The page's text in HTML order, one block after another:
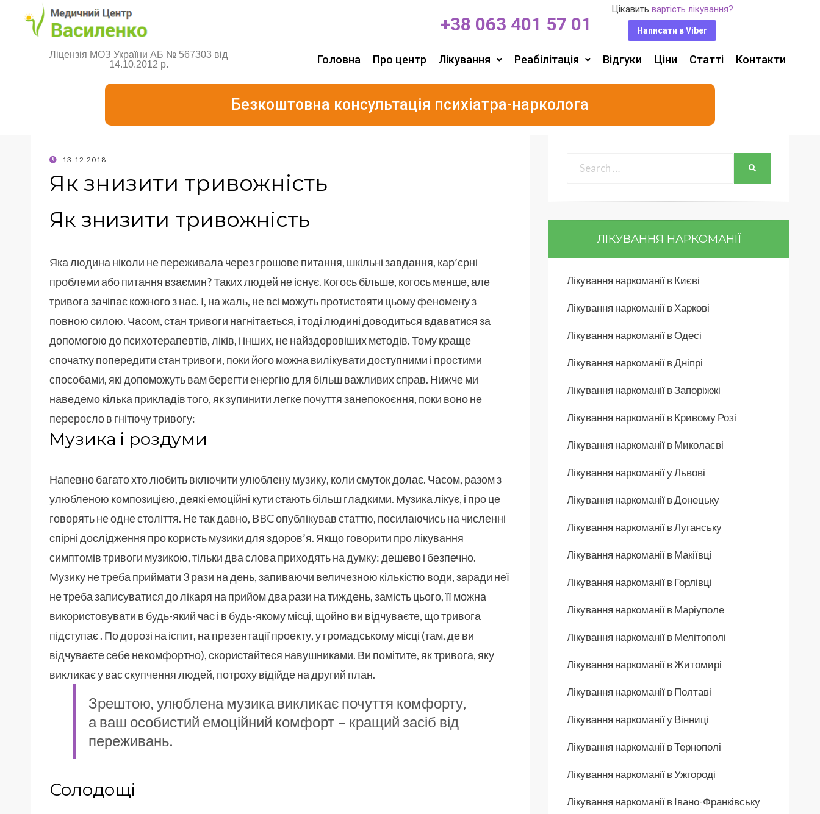
+38 063 401 57 01
Цікавить вартість лікування?
Написати в Viber
Ліцензія МОЗ України АБ № 567303 від
14.10.2012 р.
Головна Про центр Лікування Реабілітація Відгуки Ціни Статті Контакти
Безкоштовна консультація психіатра-нарколога
13.12.2018
Як знизити тривожність
Як знизити тривожність
Яка людина ніколи не переживала через грошове питання, шкільні завдання, кар’єрні
проблеми або питання взаємин? Таких людей не існує. Когось більше, когось менше, але
тривога зачіпає кожного з нас. І, на жаль, не всі можуть протистояти цьому феномену з
повною силою. Часом, стан тривоги нагнітається, і тоді людині доводиться вдаватися за
допомогою до психотерапевтів, ліків, і інших, не найздоровіших методів. Тому краще
спочатку попередити стан тривоги, поки його можна вилікувати доступними і простими
способами, які допоможуть вам берегти енергію для більш важливих справ. Нижче ми
наведемо кілька прикладів того, як зупинити легке почуття занепокоєння, поки воно не
переросло в гнітючу тривогу:
Музика і роздуми
Напевно багато хто любить включити улюблену музику, коли смуток долає. Часом, разом з
улюбленою композицією, деякі емоційні кути стають більш гладкими. Музика лікує, і про це
говорять не одне століття. Не так давно, BBC опублікував статтю, посилаючись на численні
спірні дослідження про користь музики для здоров’я. Якщо говорити про лікування
симптомів тривоги музикою, тільки два слова приходять на думку: дешево і безпечно.
Музику не треба приймати 3 рази на день, запиваючи величезною кількістю води, заради неї
не треба записуватися до лікаря на прийом два рази на тиждень, замість цього, її можна
використовувати в будь-який час і в будь-якому місці, щойно ви відчуваєте, що тривога
підступає . По дорозі на іспит, на презентації проекту, у громадському місці (там, де ви
відчуваєте себе некомфортно), скористайтеся навушниками. Ви помітите, як тривога, яку
викликає у вас скупчення людей, потроху відійде на другий план.
Зрештою, улюблена музика викликає почуття комфорту,
а ваш особистий емоційний комфорт – кращий засіб від
переживань.
Солодощі
ЛІКУВАННЯ НАРКОМАНІЇ
Лікування наркоманії в Києві
Лікування наркоманії в Харкові
Лікування наркоманії в Одесі
Лікування наркоманії в Дніпрі
Лікування наркоманії в Запоріжжі
Лікування наркоманії в Кривому Розі
Лікування наркоманії в Миколаєві
Лікування наркоманії у Львові
Лікування наркоманії в Донецьку
Лікування наркоманії в Луганську
Лікування наркоманії в Макіївці
Лікування наркоманії в Горлівці
Лікування наркоманії в Маріуполе
Лікування наркоманії в Мелітополі
Лікування наркоманії в Житомирі
Лікування наркоманії в Полтаві
Лікування наркоманії у Вінниці
Лікування наркоманії в Тернополі
Лікування наркоманії в Ужгороді
Лікування наркоманії в Івано-Франківську